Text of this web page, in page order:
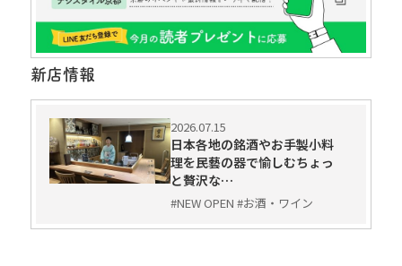
新店情報
2026.07.15
日本各地の銘酒やお手製小料
理を民藝の器で愉しむちょっ
と贅沢な…
#NEW OPEN #お酒・ワイン